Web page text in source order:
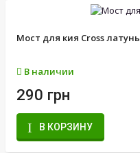
Мост для кия Cross латунь
В наличии
290 грн
В КОРЗИНУ